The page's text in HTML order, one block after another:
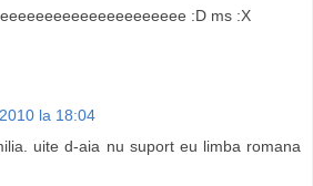
:D ms :X
la 18:04
uite d-aia nu suport eu limba romana